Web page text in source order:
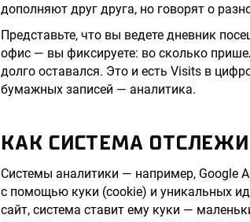
дополняют друг друга, но говорят о
Представьте, что вы ведете дневник
офис — вы фиксируете: во сколько
долго оставался. Это и есть Visits в
бумажных записей — аналитика.
КАК СИСТЕМА
Системы аналитики — например, Google
с помощью куки (cookie) и уникальных
сайт, система ставит ему куки —